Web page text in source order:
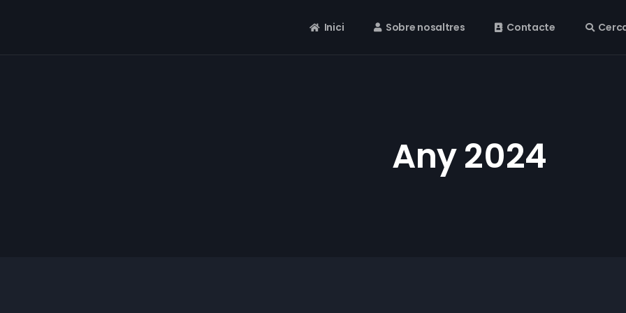
Inici Sobre nosaltres Contacte
Any 2024